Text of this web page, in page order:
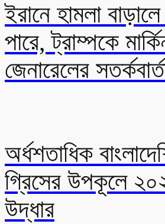
ইরানে হামলা
পারে, ট্রাম্পকে
জেনারেলের
অর্ধশতাধিক
গ্রিসের উপকূলে
উদ্ধার